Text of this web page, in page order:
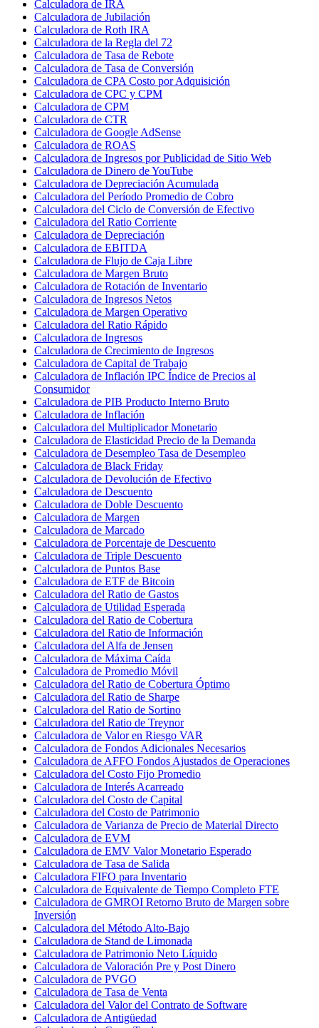
Calculadora de IRA
Calculadora de Jubilación
Calculadora de Roth IRA
Calculadora de la Regla del 72
Calculadora de Tasa de Rebote
Calculadora de Tasa de Conversión
Calculadora de CPA Costo por Adquisición
Calculadora de CPC y CPM
Calculadora de CPM
Calculadora de CTR
Calculadora de Google AdSense
Calculadora de ROAS
Calculadora de Ingresos por Publicidad de Sitio Web
Calculadora de Dinero de YouTube
Calculadora de Depreciación Acumulada
Calculadora del Período Promedio de Cobro
Calculadora del Ciclo de Conversión de Efectivo
Calculadora del Ratio Corriente
Calculadora de Depreciación
Calculadora de EBITDA
Calculadora de Flujo de Caja Libre
Calculadora de Margen Bruto
Calculadora de Rotación de Inventario
Calculadora de Ingresos Netos
Calculadora de Margen Operativo
Calculadora del Ratio Rápido
Calculadora de Ingresos
Calculadora de Crecimiento de Ingresos
Calculadora de Capital de Trabajo
Calculadora de Inflación IPC Índice de Precios al
Consumidor
Calculadora de PIB Producto Interno Bruto
Calculadora de Inflación
Calculadora del Multiplicador Monetario
Calculadora de Elasticidad Precio de la Demanda
Calculadora de Desempleo Tasa de Desempleo
Calculadora de Black Friday
Calculadora de Devolución de Efectivo
Calculadora de Descuento
Calculadora de Doble Descuento
Calculadora de Margen
Calculadora de Marcado
Calculadora de Porcentaje de Descuento
Calculadora de Triple Descuento
Calculadora de Puntos Base
Calculadora de ETF de Bitcoin
Calculadora del Ratio de Gastos
Calculadora de Utilidad Esperada
Calculadora del Ratio de Cobertura
Calculadora del Ratio de Información
Calculadora del Alfa de Jensen
Calculadora de Máxima Caída
Calculadora de Promedio Móvil
Calculadora del Ratio de Cobertura Óptimo
Calculadora del Ratio de Sharpe
Calculadora del Ratio de Sortino
Calculadora del Ratio de Treynor
Calculadora de Valor en Riesgo VAR
Calculadora de Fondos Adicionales Necesarios
Calculadora de AFFO Fondos Ajustados de Operaciones
Calculadora del Costo Fijo Promedio
Calculadora de Interés Acarreado
Calculadora del Costo de Capital
Calculadora del Costo de Patrimonio
Calculadora de Varianza de Precio de Material Directo
Calculadora de EVM
Calculadora de EMV Valor Monetario Esperado
Calculadora de Tasa de Salida
Calculadora FIFO para Inventario
Calculadora de Equivalente de Tiempo Completo FTE
Calculadora de GMROI Retorno Bruto de Margen sobre
Inversión
Calculadora del Método Alto-Bajo
Calculadora de Stand de Limonada
Calculadora de Patrimonio Neto Líquido
Calculadora de Valoración Pre y Post Dinero
Calculadora de PVGO
Calculadora de Tasa de Venta
Calculadora del Valor del Contrato de Software
Calculadora de Antigüedad